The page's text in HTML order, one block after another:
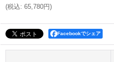
(税込: 65,780円)
Facebookでシェア